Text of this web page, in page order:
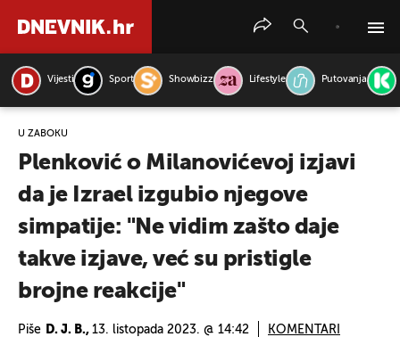
Vijesti Sport Showbizz Lifestyle Putovanja
U ZABOKU
Plenković o Milanovićevoj izjavi
da je Izrael izgubio njegove
simpatije: "Ne vidim zašto daje
takve izjave, već su pristigle
brojne reakcije"
Piše D. J. B., 13. listopada 2023. @ 14:42 KOMENTARI
PRETRAŽITE VIJESTI